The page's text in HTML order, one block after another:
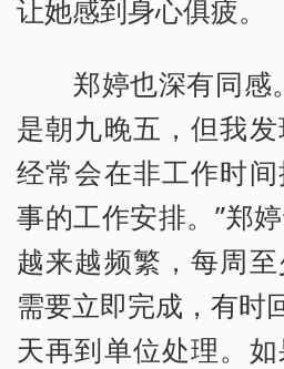
让她感到身心俱疲。
郑婷也深有同感
是朝九晚五，但我发
经常会在非工作时
事的工作安排。”郑
越来越频繁，每周
需要立即完成，有时
天再到单位处理。